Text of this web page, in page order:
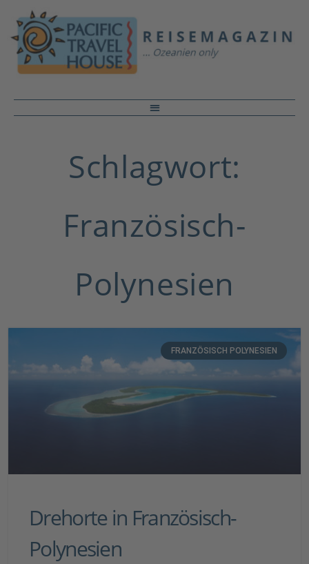
Schlagwort:
Französisch-
Polynesien
FRANZÖSISCH POLYNESIEN
Drehorte in Französisch-
Polynesien